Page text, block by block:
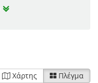
Χάρτης Πλέγμα